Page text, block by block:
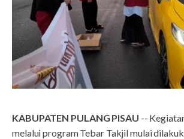
KABUPATEN PULANG PISAU --
melalui program Tebar Takjil mulai